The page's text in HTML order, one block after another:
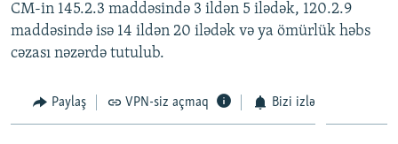
CM-in 145.2.3 maddəsində 3 ildən 5 ilədək, 120.2.9
maddəsində isə 14 ildən 20 ilədək və ya ömürlük həbs
cəzası nəzərdə tutulub.
Paylaş VPN-siz açmaq Bizi izlə